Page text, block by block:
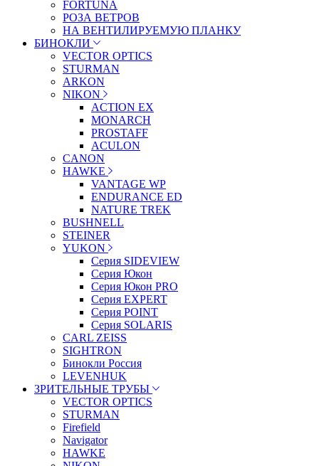
FORTUNA
РОЗА ВЕТРОВ
НА ВЕНТИЛИРУЕМУЮ ПЛАНКУ
БИНОКЛИ
VECTOR OPTICS
STURMAN
ARKON
NIKON
ACTION EX
MONARCH
PROSTAFF
ACULON
CANON
HAWKE
VANTAGE WP
ENDURANCE ED
NATURE TREK
BUSHNELL
STEINER
YUKON
Серия SIDEVIEW
Серия Юкон
Серия Юкон PRO
Серия EXPERT
Серия POINT
Серия SOLARIS
CARL ZEISS
SIGHTRON
Бинокли Россия
LEVENHUK
ЗРИТЕЛЬНЫЕ ТРУБЫ
VECTOR OPTICS
STURMAN
Firefield
Navigator
HAWKE